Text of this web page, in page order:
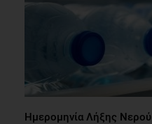
Ημερομηνία Λήξης Νερού